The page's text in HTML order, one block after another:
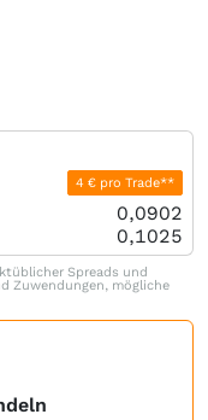
4 € pro Trade**
0,0902
0,1025
Spreads und
Zuwendungen, mögliche